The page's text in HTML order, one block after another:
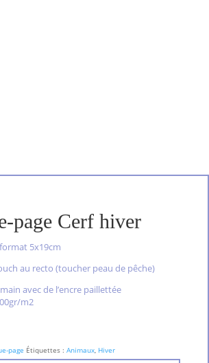
page Cerf hiver
5x19cm
au recto (toucher peau de pêche)
avec de l’encre paillettée
m2
page Étiquettes :Animaux, Hiver